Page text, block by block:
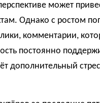
может
Однако с ростом
комментарии,
постоянно
дополнительный